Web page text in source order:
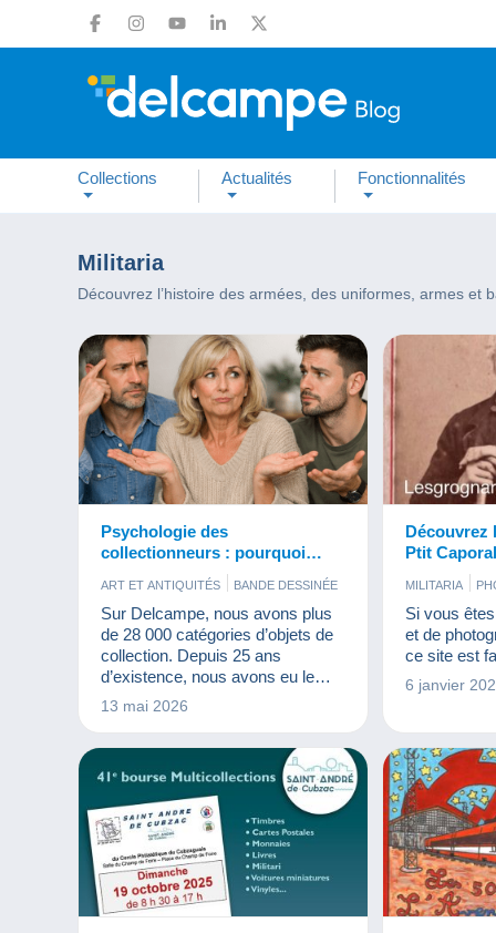
Collections Actualités Fonctionnalités
Militaria
Découvrez l’histoire des armées, des uniformes, armes et
Psychologie des
collectionneurs : pourquoi
collectionnons-nous ?
ART ET ANTIQUITÉS
BANDE DESSINÉE
BISTROT ET ALIMENTATION
CARTES POSTALES
CINÉMA
JEUX
MILITARIA
MONNAIES & BILLETS
PARFUMS
PUBLICITÉ
TIMBRES
Sur Delcampe, nous avons plus
de 28 000 catégories d’objets de
collection. Depuis 25 ans
d’existence, nous avons eu le
temps de faire le tour des salons
13 mai 2026
Découvrez
Ptit
MILITARIA
Si vous
et de
ce site est
6 janvier